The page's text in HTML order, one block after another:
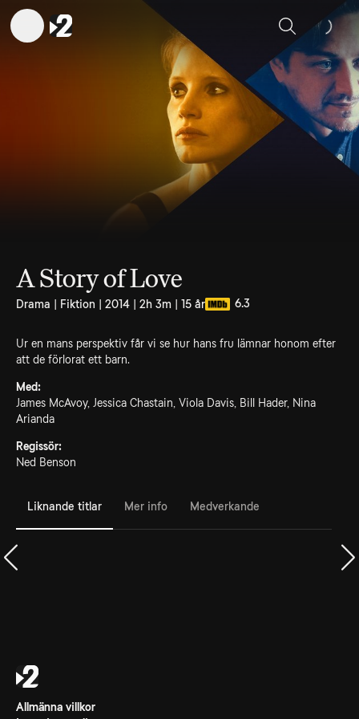
Sök
A Story of Love
Drama | Fiktion | 2014 | 2h 3m | 15 år 6.3
Ur en mans perspektiv får vi se hur hans fru lämnar honom efter
att de förlorat ett barn.
Med:
James McAvoy, Jessica Chastain, Viola Davis, Bill Hader, Nina
Arianda
Regissör:
Ned Benson
Liknande titlar Mer info Medverkande
Allmänna villkor